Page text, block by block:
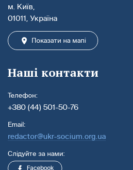
м. Київ,
01011, Україна
Показати на мапі
Наші контакти
Телефон:
+380 (44) 501-50-76
Email:
redactor@ukr-socium.org.ua
Слідуйте за нами:
Facebook